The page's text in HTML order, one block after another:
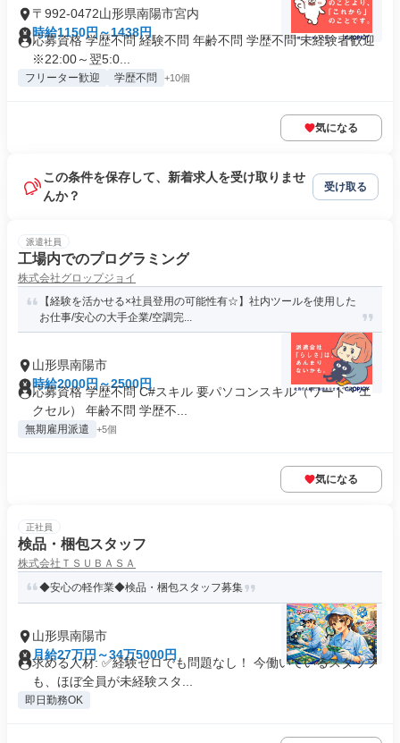
〒992-0472山形県南陽市宮内
時給1150円～1438円
応募資格 学歴不問 経験不問 年齢不問 学歴不問 未経験者歓迎
※22:00～翌5:0...
フリーター歓迎 学歴不問 +10個
気になる
この条件を保存して、新着求人を受け取りませ
んか？
受け取る
派遣社員
工場内でのプログラミング
株式会社グロップジョイ
【経験を活かせる×社員登用の可能性有☆】社内ツールを使用した
お仕事/安心の大手企業/空調完...
山形県南陽市
時給2000円～2500円
応募資格 学歴不問 C#スキル 要パソコンスキル（ワード・エ
クセル） 年齢不問 学歴不...
無期雇用派遣 +5個
気になる
正社員
検品・梱包スタッフ
株式会社ＴＳＵＢＡＳＡ
◆安心の軽作業◆検品・梱包スタッフ募集
山形県南陽市
月給27万円～34万5000円
求める人材: ✅経験ゼロでも問題なし！ 今働いているスタッフ
も、ほぼ全員が未経験スタ...
即日勤務OK